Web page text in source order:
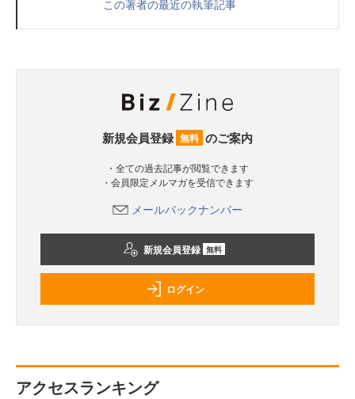
この著者の最近の執筆記事
新規会員登録 無料 のご案内
・全ての過去記事が閲覧できます
・会員限定メルマガを受信できます
メールバックナンバー
新規会員登録 無料
ログイン
アクセスランキング